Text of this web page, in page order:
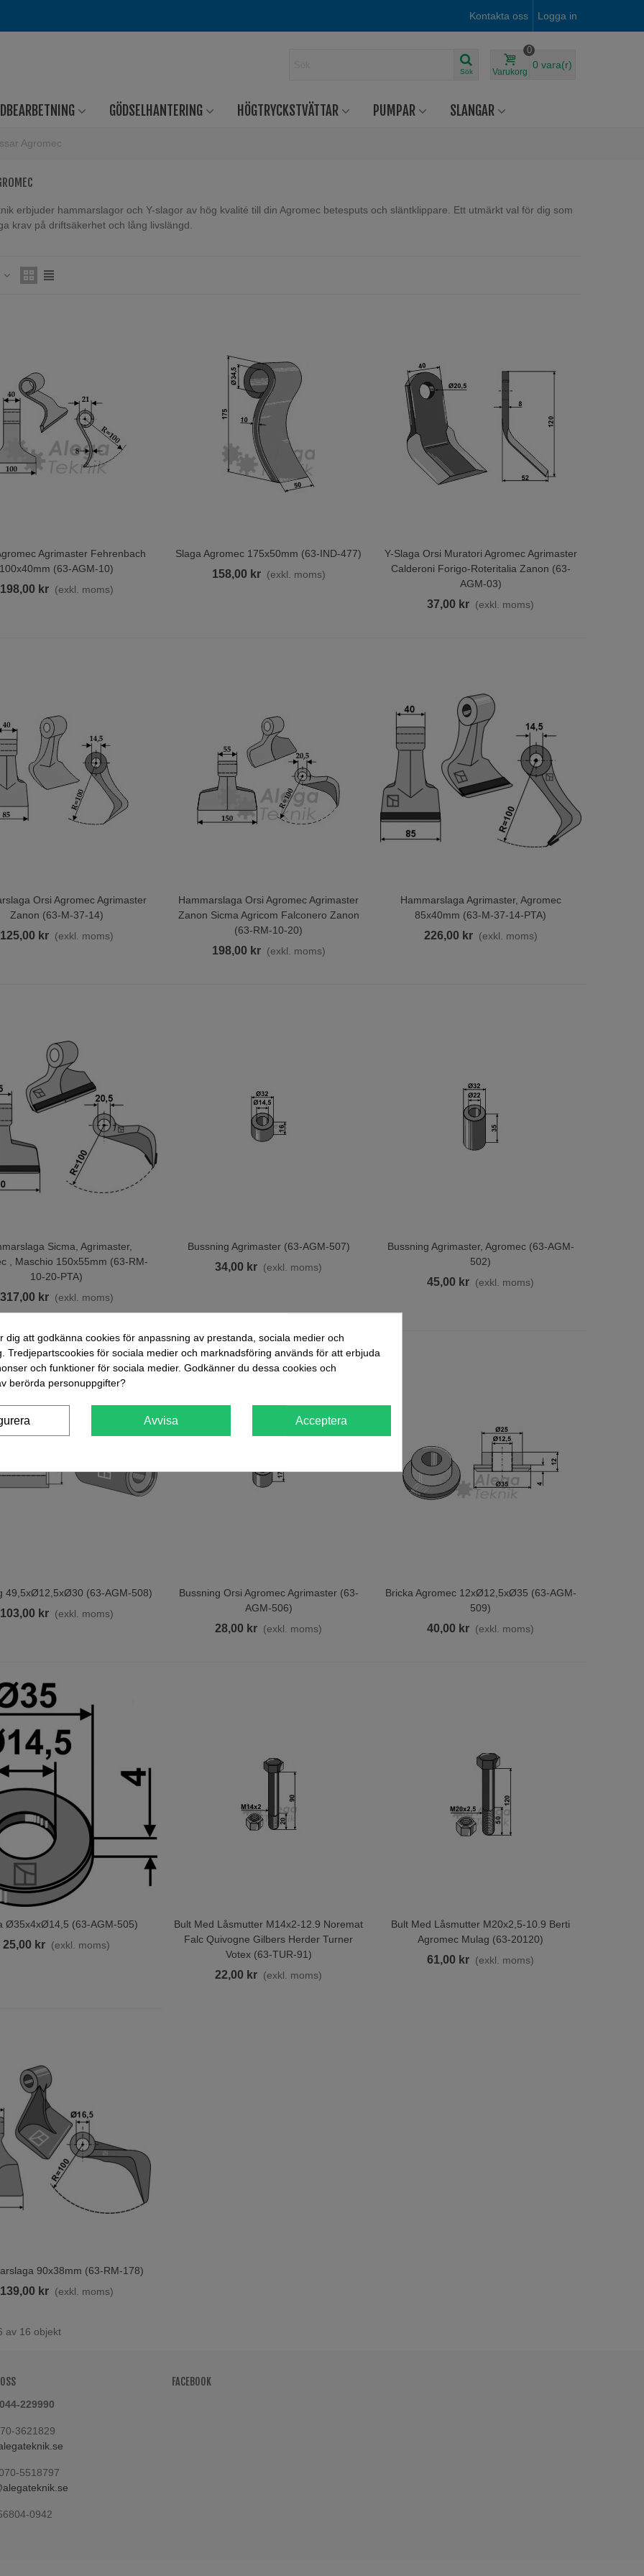
Kontakta oss Logga in
Sök Varukorg
0
0 vara(r)
GÖDSELHANTERING HÖGTRYCKSTVÄTTAR PUMPAR SLANGAR
Agromec
3-1 1/4 Inv G
kr
Med Sil
890,00 kr
(exkl. moms)
10mm RF 8x7+pp
O Mutter Harv/Kultivator
- 8.8
kr
(exkl. moms)
erbjuder hammarslagor och Y-slagor av hög kvalité till din Agromec betesputs och släntklippare. Ett utmärkt val för dig som
krav på driftsäkerhet och lång livslängd.
I VarukorgenAgrimaster Fehrenbach
100x40mm (63-AGM-10)
198,00 kr (exkl. moms)
Lägg Till I Varukorgen
Slaga Agromec 175x50mm (63-IND-477)
158,00 kr (exkl. moms)
Lägg Till I Varukorgen
Y-Slaga Orsi Muratori Agromec Agrimaster
Calderoni Forigo-Roteritalia Zanon (63-
AGM-03)
37,00 kr (exkl. moms)
I Varukorgen
Orsi Agromec Agrimaster
Zanon (63-M-37-14)
125,00 kr (exkl. moms)
Lägg Till I Varukorgen
Hammarslaga Orsi Agromec Agrimaster
Zanon Sicma Agricom Falconero Zanon
(63-RM-10-20)
198,00 kr (exkl. moms)
Lägg Till I Varukorgen
Hammarslaga Agrimaster, Agromec
85x40mm (63-M-37-14-PTA)
226,00 kr (exkl. moms)
Till I VarukorgenSicma, Agrimaster,
, Maschio 150x55mm (63-RM-
10-20-PTA)
317,00 kr (exkl. moms)
Lägg Till I Varukorgen
Bussning Agrimaster (63-AGM-507)
34,00 kr (exkl. moms)
Lägg Till I Varukorgen
Bussning Agrimaster, Agromec (63-AGM-
502)
45,00 kr (exkl. moms)
I Varukorgen
49,5xØ12,5xØ30 (63-AGM-508)
103,00 kr (exkl. moms)
Lägg Till I Varukorgen
Bussning Orsi Agromec Agrimaster (63-
AGM-506)
28,00 kr (exkl. moms)
Lägg Till I Varukorgen
Bricka Agromec 12xØ12,5xØ35 (63-AGM-
509)
40,00 kr (exkl. moms)
I Varukorgen
Ø35x4xØ14,5 (63-AGM-505)
25,00 kr (exkl. moms)
Lägg Till I Varukorgen
Bult Med Låsmutter M14x2-12.9 Noremat
Falc Quivogne Gilbers Herder Turner
Votex (63-TUR-91)
22,00 kr (exkl. moms)
Lägg Till I Varukorgen
Bult Med Låsmutter M20x2,5-10.9 Berti
Agromec Mulag (63-20120)
61,00 kr (exkl. moms)
I Varukorgen90x38mm (63-RM-178)
139,00 kr (exkl. moms)
av 16 objekt
229990
3621829
5518797
0942
FACEBOOK
dig att godkänna cookies för anpassning av prestanda, sociala medier och
Tredjepartscookies för sociala medier och marknadsföring används för att erbjuda
och funktioner för sociala medier. Godkänner du dessa cookies och
berörda personuppgifter?
Avvisa Acceptera